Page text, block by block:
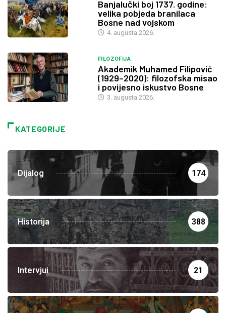
Banjalučki boj 1737. godine:
velika pobjeda branilaca
Bosne nad vojskom
4. augusta 2026.
FILOZOFIJA
Akademik Muhamed Filipović
(1929–2020): filozofska misao
i povijesno iskustvo Bosne
3. augusta 2026.
KATEGORIJE
Dijalog 174
Historija 388
Intervjui 21